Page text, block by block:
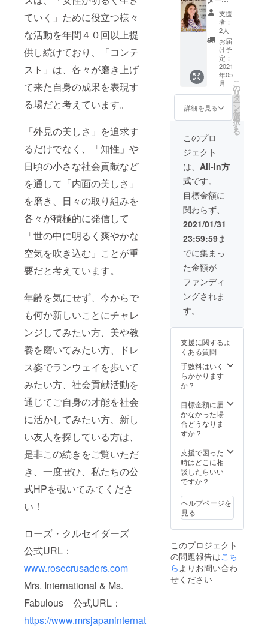
ていく」ために役立つ様々
な活動を年間４０回以上提
供し続けており、「コンテ
スト」は、各々が磨き上げ
て来た自身の成果を表現す
る場だと考えています。
「外見の美しさ」を追求す
るだけでなく、「知性」や
日頃の小さな社会貢献など
を通して「内面の美しさ」
を磨き、日々の取り組みを
各々が積極的に発信して
「世の中に明るく爽やかな
空気を吹き込む」ことが重
要だと考えています。
年齢を気にせず、今からで
も何か新しいことにチャレ
ンジしてみたい方、美や教
養を磨いてみたい方、ドレ
ス姿でランウェイを歩いて
みたい方、社会貢献活動を
通じてご自身の才能を社会
に活かしてみたい方、新し
い友人を探している方は、
是非この続きをご覧いただ
き、一度ぜひ、私たちの公
式HPを覗いてみてくださ
い！
ローズ・クルセイダーズ
公式URL：
www.rosecrusaders.com
Mrs. International & Ms.
Fabulous 公式URL：
https://www.mrsjapaninternat
表が選ばれ
ます。アメ
リカで行わ
れる世界大
会では、日
本代表を含
国・地域を
が、世界一
を目指して
その美しさ
を競いま
す。 『ミ
ズ・ファ
ビュラス』
は、全ての
女性に広く
コンテスト
の機会を提
供しようと
日本独自で
同時に開催
している、
年齢別に20
代以上の未
婚・既婚女
性とシング
参加できる
コンテスト
です。
私たちの
活動は、た
だ単に外見
の美を競う
のではな
日頃の社会
貢献など、
内面の美も
問われるこ
品 -
U&co.
ミセ
ス・イ
ンター
ナショ
ナル＆
ミズ・
ファ
ビュラ
ス公式
ジュエ
リー
ファイ
ナリス
ト用イ
ヤリン
グ（1
点） -
KiBER
A オー
ダー
シュー
ズお仕
立券
（9,900
円相
当） ・
応援
ファイ
ナリス
10枚）
ファイ
ナリス
トに投
票でき
る有料
イン投
票券
※システ
ム上、
に最低
金額（1
円な
ど）の
が必要
になる
場合が
ござい
で、予
めご了
承の程
お願い
致しま
証明書
とカー
ド ・日
本大会
オフィ
シャ
ル・パ
ンフ
レット
（1冊）
・ミセ
ス・イ
ンター
ナショ
ナル＆
ミズ・
ファ
ビュラ
ス公式
スポン
サー商
品 -
U&co.
ミセ
ス・イ
ンター
ナショ
ナル＆
ミズ・
ファ
ビュラ
リー
ナリス
ト用イ
ヤリン
グ（1
点）
KiBER
A オー
ダー
シュー
立券
（9,900
円相
当） ・
ファイ
ナリス
トへの
投票券
枚）応
援ファ
イナリ
ストに
投票で
支援
者：
2人
お届
け予
定：
2021
年05
月
詳細を見る
こ
の
リ
タ
ー
ン
を
選
択
す
る
このプロ
ジェクト
は、 All-In方
式です。
目標金額に
関わらず、
2021/01/31
23:59:59ま
でに集まっ
た金額が
ファンディ
ングされま
す。
支援に関するよ
くある質問
手数料はいく
らかかります
か？
目標金額に届
かなかった場
合どうなりま
すか？
支援で困った
時はどこに相
談したらいい
ですか？
ヘルプページを
見る
このプロジェクト
の問題報告はこち
らよりお問い合わ
せください